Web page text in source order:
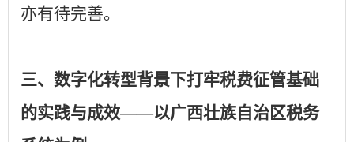
亦有待完善。
三、数字化转型背景下打牢税费征管基础
的实践与成效——以广西壮族自治区税务